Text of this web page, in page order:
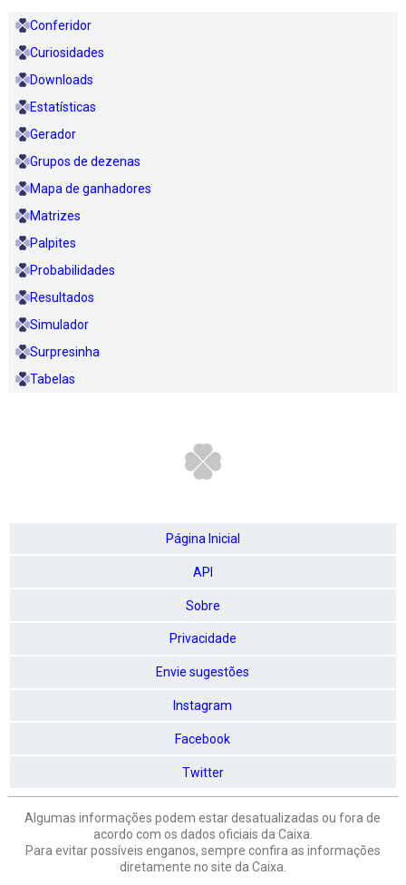
Conferidor
Curiosidades
Downloads
Estatísticas
Gerador
Grupos de dezenas
Mapa de ganhadores
Matrizes
Palpites
Probabilidades
Resultados
Simulador
Surpresinha
Tabelas
Página Inicial
API
Sobre
Privacidade
Envie sugestões
Instagram
Facebook
Twitter
Algumas informações podem estar desatualizadas ou fora de
acordo com os dados oficiais da Caixa.
Para evitar possíveis enganos, sempre confira as informações
diretamente no site da Caixa.